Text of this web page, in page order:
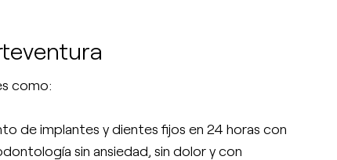
como:
de implantes y dientes fijos en 24 horas con
sin ansiedad, sin dolor y con